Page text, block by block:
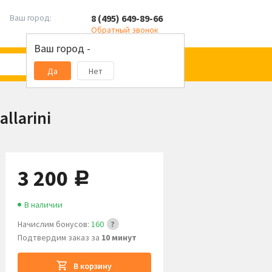
Ваш город:
Ваш город -
Да Нет
8 (495) 649-89-66
Обратный звонок
3 200 руб.
Начислим бонусов: 160
Подтвердим заказ за 10 минут
В наличии
В корзину